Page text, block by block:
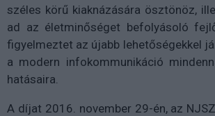
széles körű kiaknázására ösztönöz,
ad az életminőséget befolyásoló
figyelmeztet az újabb lehetőségekkel
a modern infokommunikáció
hatásaira.
A díjat 2016. november 29-én, az